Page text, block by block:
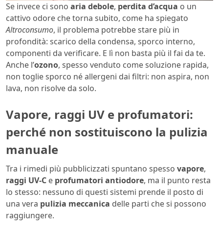
Se invece ci sono aria debole, perdita d’acqua o un
cattivo odore che torna subito, come ha spiegato
Altroconsumo, il problema potrebbe stare più in
profondità: scarico della condensa, sporco interno,
componenti da verificare. E lì non basta più il fai da te.
Anche l’ozono, spesso venduto come soluzione rapida,
non toglie sporco né allergeni dai filtri: non aspira, non
lava, non risolve da solo.
Vapore, raggi UV e profumatori:
perché non sostituiscono la pulizia
manuale
Tra i rimedi più pubblicizzati spuntano spesso vapore,
raggi UV-C e profumatori antiodore, ma il punto resta
lo stesso: nessuno di questi sistemi prende il posto di
una vera pulizia meccanica delle parti che si possono
raggiungere.